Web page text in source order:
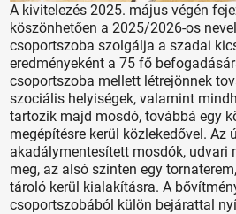
A kivitelezés 2025. május végén
köszönhetően a 2025/2026-os
csoportszoba szolgálja a szadai
eredményeként a 75 fő
csoportszoba mellett létrejönnek
szociális helyiségek, valamint
tartozik majd mosdó, továbbá egy
megépítésre kerül közlekedővel. Az
akadálymentesített mosdók, udvari
meg, az alsó szinten egy
tároló kerül kialakításra. A
csoportszobából külön bejárattal